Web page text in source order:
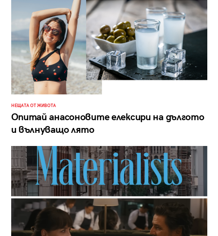
НЕЩАТА ОТ ЖИВОТА
Oпитай анасоновите елексири на дългото
и вълнуващо лято